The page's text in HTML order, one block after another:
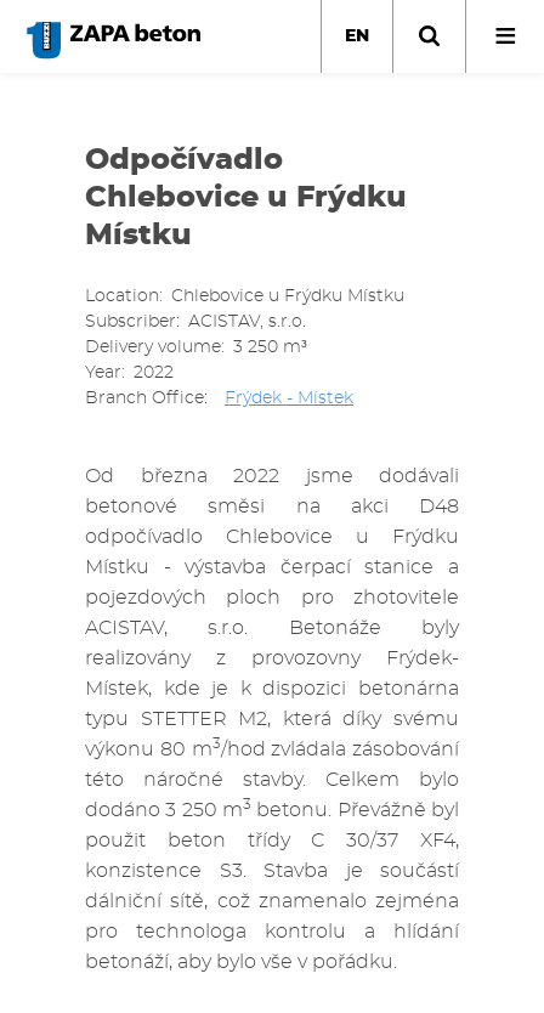
main
EN
Odpočívadlo
Chlebovice u Frýdku
Místku
Location
Chlebovice u Frýdku Místku
Subscriber
ACISTAV, s.r.o.
Delivery volume
3 250 m³
Year
2022
Branch Office
Frýdek - Místek
Od března 2022 jsme dodávali
betonové směsi na akci D48
odpočívadlo Chlebovice u Frýdku
Místku - výstavba čerpací stanice a
pojezdových ploch pro zhotovitele
ACISTAV, s.r.o. Betonáže byly
realizovány z provozovny Frýdek-
Místek, kde je k dispozici betonárna
typu STETTER M2, která díky svému
výkonu 80 m3/hod zvládala zásobování
této náročné stavby. Celkem bylo
dodáno 3 250 m3 betonu. Převážně byl
použit beton třídy C 30/37 XF4,
konzistence S3. Stavba je součástí
dálniční sítě, což znamenalo zejména
pro technologa kontrolu a hlídání
betonáží, aby bylo vše v pořádku.